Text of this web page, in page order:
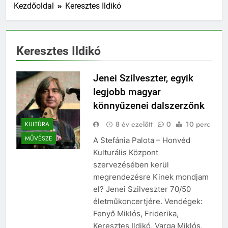
Kezdőoldal Keresztes Ildikó
Keresztes Ildikó
KULTÚRA
MŰVÉSZE
Jenei Szilveszter, egyik
legjobb magyar
könnyűzenei dalszerzőnk
8 év ezelőtt 0 10 perc
A Stefánia Palota – Honvéd
Kulturális Központ
szervezésében kerül
megrendezésre Kinek mondjam
el? Jenei Szilveszter 70/50
életműkoncertjére. Vendégek:
Fenyő Miklós, Friderika,
Keresztes Ildikó, Varga Miklós,